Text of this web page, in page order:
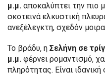
μ.μ. αποκαλύπτει την πιο
σκοτεινά ελκυστική
ανεξέλεγκτη, σχεδόν
Το βράδυ, η Σελήνη σε
μ.μ. φέρνει ρομαντισμό,
πληρότητας. Είναι